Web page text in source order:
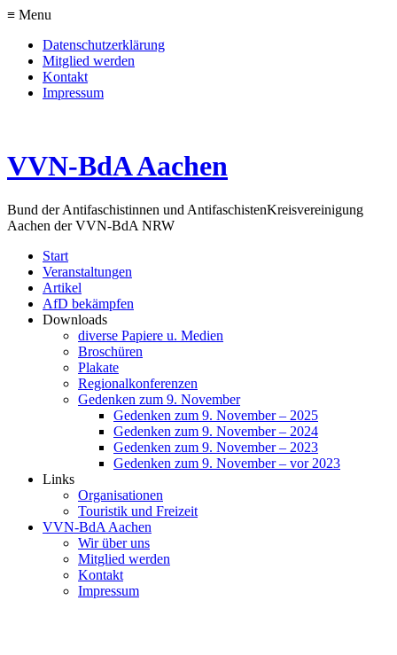
≡ Menu
Datenschutzerklärung
Mitglied werden
Kontakt
Impressum
VVN-BdA Aachen
Bund der Antifaschistinnen und AntifaschistenKreisvereinigung
Aachen der VVN-BdA NRW
Start
Veranstaltungen
Artikel
AfD bekämpfen
Downloads
diverse Papiere u. Medien
Broschüren
Plakate
Regionalkonferenzen
Gedenken zum 9. November
Gedenken zum 9. November – 2025
Gedenken zum 9. November – 2024
Gedenken zum 9. November – 2023
Gedenken zum 9. November – vor 2023
Links
Organisationen
Touristik und Freizeit
VVN-BdA Aachen
Wir über uns
Mitglied werden
Kontakt
Impressum